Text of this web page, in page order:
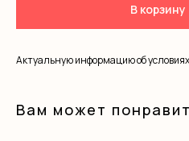
В корзину
Актуальную информацию об
Вам может